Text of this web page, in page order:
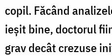
copil. Făcând
ieșit bine, doctorul
grav decât crezuse